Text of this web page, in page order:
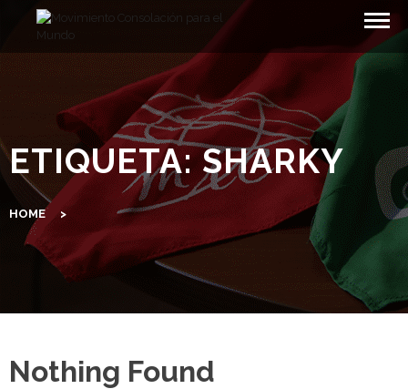
content
ETIQUETA:SHARKY
HOME >
Nothing Found